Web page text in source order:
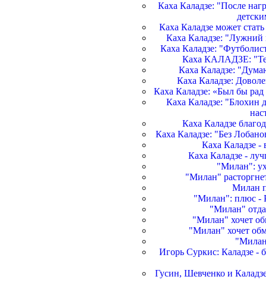
Каха Каладзе: "После
Каха Каладзе может
Каха Каладзе: "Лужний
Каха Каладзе:
Каха КАЛАДЗЕ:
Каха Каладзе:
Каха Каладзе:
Каха Каладзе: «Был бы
Каха Каладзе: "Блохин
Каха Каладзе
Каха Каладзе: "Без
Каха Каладзе -
Каха Каладзе -
"Милан":
"Милан"
Милан
"Милан": плюс -
"Милан"
"Милан" хочет
"Милан" хочет
Игорь Суркис: Каладзе -
Гусин, Шевченко и